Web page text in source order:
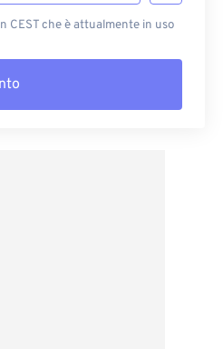
CEST che è attualmente in uso